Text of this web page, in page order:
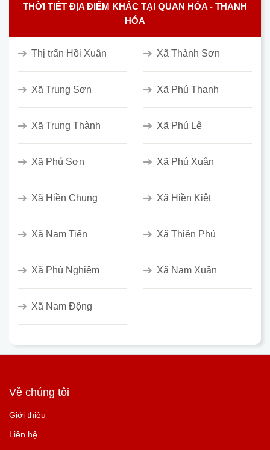
THỜI TIẾT ĐỊA ĐIỂM KHÁC TẠI QUAN HÓA - THANH
HÓA
Thị trấn Hồi Xuân Xã Thành Sơn
Xã Trung Sơn Xã Phú Thanh
Xã Trung Thành Xã Phú Lệ
Xã Phú Sơn Xã Phú Xuân
Xã Hiền Chung Xã Hiền Kiệt
Xã Nam Tiến Xã Thiên Phủ
Xã Phú Nghiêm Xã Nam Xuân
Xã Nam Động
Về chúng tôi
Giới thiệu
Liên hệ